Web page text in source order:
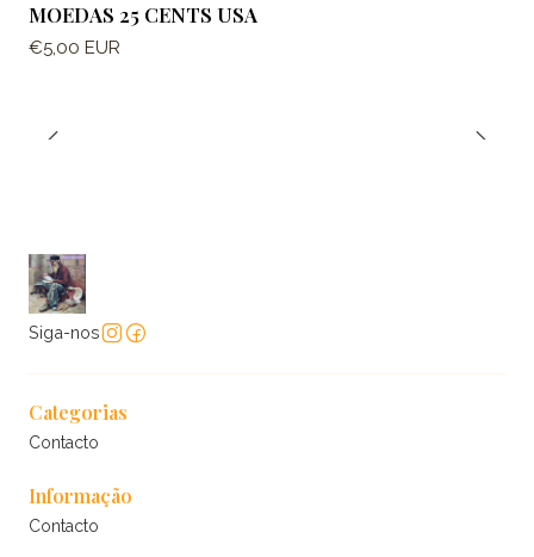
MOEDAS 25 CENTS USA
€5,00 EUR
Siga-nos
Categorias
Contacto
Informação
Contacto